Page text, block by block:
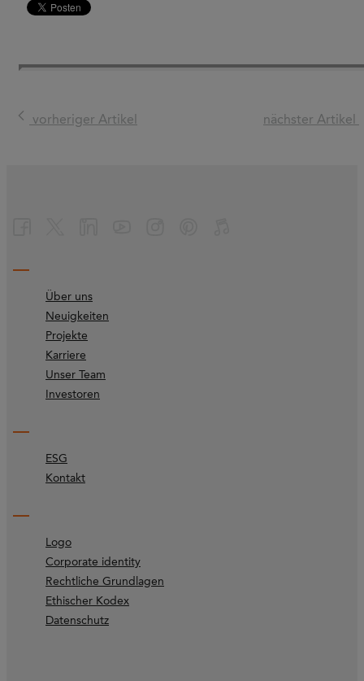
vorheriger Artikel nächster Artikel
Über uns
Neuigkeiten
Projekte
Karriere
Unser Team
Investoren
ESG
Kontakt
Logo
Corporate identity
Rechtliche Grundlagen
Ethischer Kodex
Datenschutz